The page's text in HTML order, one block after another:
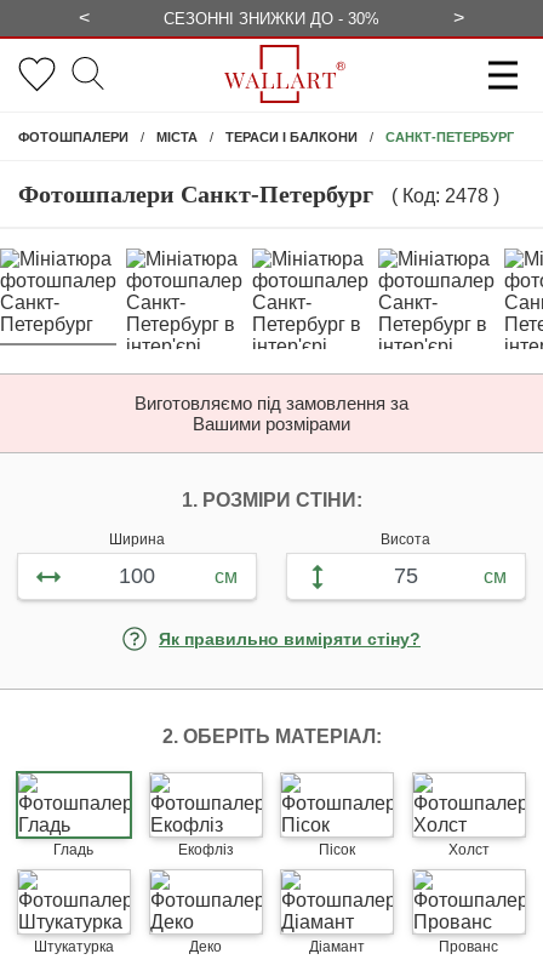
< СЕЗОННІ ЗНИЖКИ ДО - 30% >
ФОТОШПАЛЕРИ МІСТА ТЕРАСИ І БАЛКОНИ САНКТ-ПЕТЕРБУРГ
Фотошпалери Санкт-Петербург ( Код: 2478 )
Виготовляємо під замовлення за
Вашими розмірами
1. РОЗМІРИ СТІНИ:
Ширина
см
Висота
см
Як правильно виміряти стіну?
2. ОБЕРІТЬ МАТЕРІАЛ:
Гладь Екофліз Пісок Холст
Штукатурка Деко Діамант Прованс